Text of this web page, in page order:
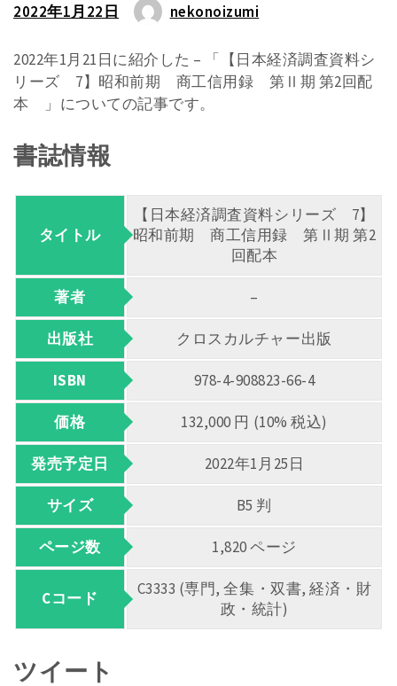
2022年1月22日 nekonoizumi
2022年1月21日に紹介した – 「【日本経済調査資料シ
リーズ 7】昭和前期 商工信用録 第Ⅱ期 第2回配
本 」についての記事です。
書誌情報
タイトル
【日本経済調査資料シリーズ 7】
昭和前期 商工信用録 第Ⅱ期 第2
回配本
著者 –
出版社 クロスカルチャー出版
ISBN 978-4-908823-66-4
価格 132,000 円 (10% 税込)
発売予定日 2022年1月25日
サイズ B5 判
ページ数 1,820 ページ
Cコード
C3333 (専門, 全集・双書, 経済・財
政・統計)
ツイート